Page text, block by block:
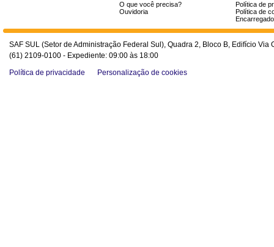
O que você precisa?
Ouvidoria
Política de
Política de
SAF SUL (Setor de Administração Federal Sul), Quadra 2, Bloco B, Edifício
(61) 2109-0100 - Expediente: 09:00 às 18:00
Política de privacidade
Personalização de cookies